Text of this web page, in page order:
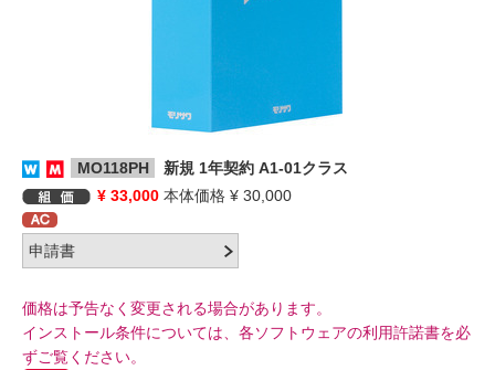
MO118PH
新規 1年契約 A1-01クラス
¥ 33,000 本体価格 ¥ 30,000
価格は予告なく変更される場合があります。
インストール条件については、各ソフトウェアの利用許諾書を必
ずご覧ください。